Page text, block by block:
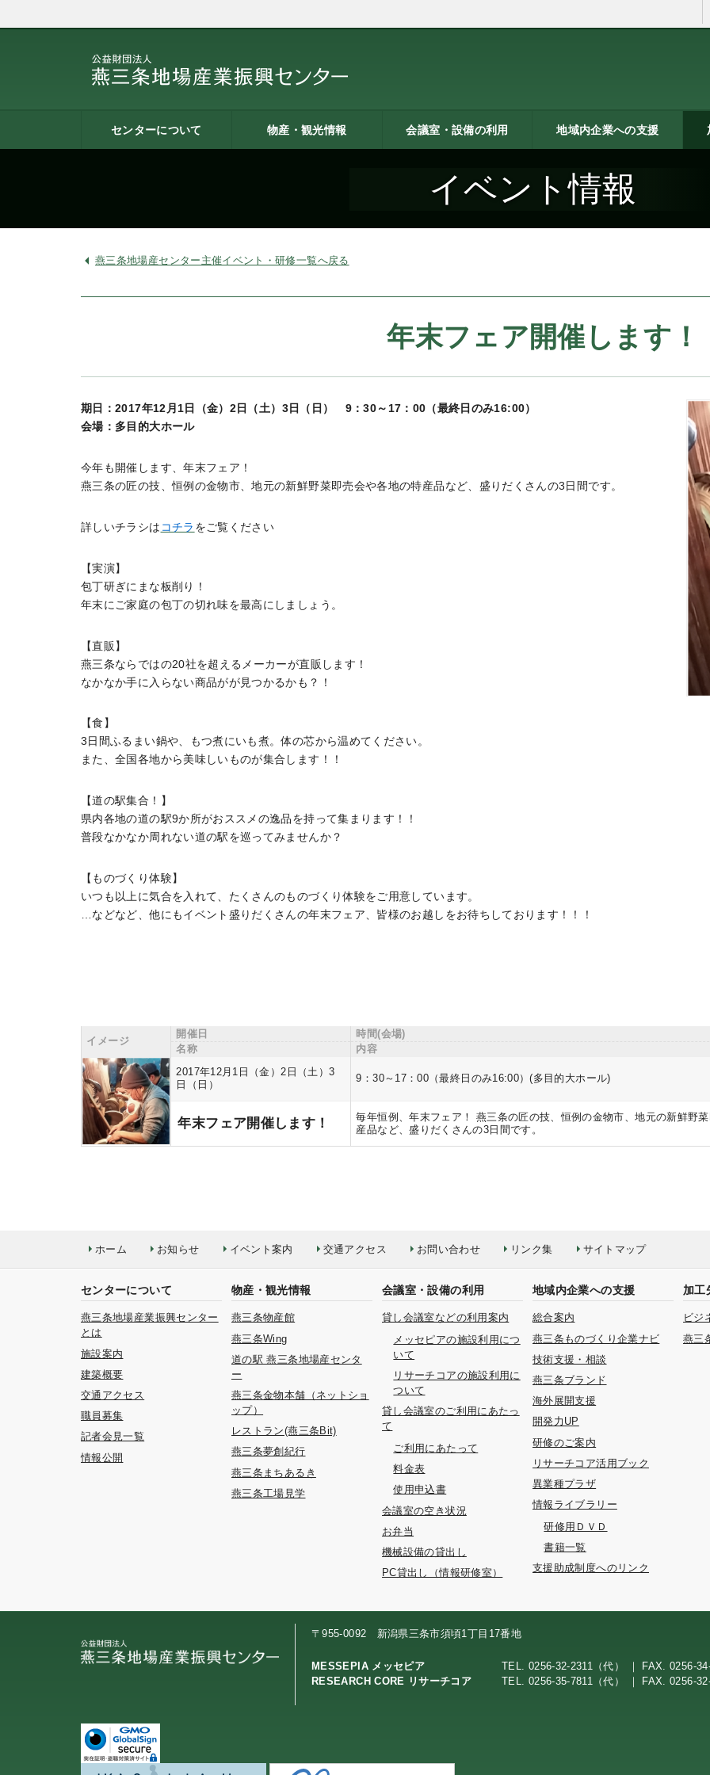
センターについて 物産・観光情報 会議室・設備の利用
いて
ついて
地域内企業への支援
イベント情報
燕三条地場産センター主催イベント・研修一覧へ戻る
年末フェア開催します！
期日：2017年12月1日（金）2日（土）3日（日） 9：30～17：00（最終日のみ16:00）
会場：多目的大ホール
今年も開催します、年末フェア！
燕三条の匠の技、恒例の金物市、地元の新鮮野菜即売会や各地の特産品など、盛りだくさんの3日間です。
詳しいチラシは コチラ をご覧ください
【実演】
包丁研ぎにまな板削り！
年末にご家庭の包丁の切れ味を最高にしましょう。
【直販】
燕三条ならではの20社を超えるメーカーが直販します！
なかなか手に入らない商品がが見つかるかも？！
【食】
3日間ふるまい鍋や、もつ煮にいも煮。体の芯から温めてください。
また、全国各地から美味しいものが集合します！！
【道の駅集合！】
県内各地の道の駅9か所がおススメの逸品を持って集まります！！
普段なかなか周れない道の駅を巡ってみませんか？
【ものづくり体験】
いつも以上に気合を入れて、たくさんのものづくり体験をご用意しています。
…などなど、他にもイベント盛りだくさんの年末フェア、皆様のお越しをお待ちしております！！！
イメージ
開催日 時間(会場)
名称
内容
2017年12月1日（金）2日（土）3
日（日）
9：30～17：00（最終日のみ16:00）(多目的大ホール)
年末フェア開催します！
毎年恒例、年末フェア！ 燕三条の匠の技、恒例の金物市、地元の新鮮野
産品など、盛りだくさんの3日間です。
ホーム お知らせ イベント案内 交通アクセス お問い合わせ リンク集 サイトマップ
センターについて
燕三条地場産業振興センター
とは
施設案内
建築概要
交通アクセス
職員募集
記者会見一覧
情報公開
物産・観光情報
燕三条物産館
燕三条Wing
道の駅 燕三条地場産センタ
ー
燕三条金物本舗（ネットショ
ップ）
レストラン(燕三条Bit)
燕三条夢創紀行
燕三条まちあるき
燕三条工場見学
会議室・設備の利用
貸し会議室などの利用案内
メッセピアの施設利用につ
いて
リサーチコアの施設利用に
ついて
貸し会議室のご利用にあたっ
て
ご利用にあたって
料金表
使用申込書
会議室の空き状況
お弁当
機械設備の貸出し
PC貸出し（情報研修室）
地域内企業への支援
総合案内
燕三条ものづくり企業ナビ
技術支援・相談
燕三条ブランド
海外展開支援
開発力UP
研修のご案内
リサーチコア活用ブック
異業種プラザ
情報ライブラリー
研修用ＤＶＤ
書籍一覧
支援助成制度へのリンク
加工
ビジ
燕三
〒955-0092 新潟県三条市須頃1丁目17番地
MESSEPIA メッセピア
TEL. 0256-32-2311（代） ｜ FAX. 0256-
RESEARCH CORE リサーチコア
TEL. 0256-35-7811（代） ｜ FAX. 0256-